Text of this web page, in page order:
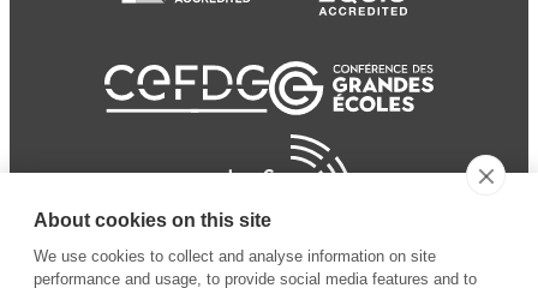
About cookies on this site
We use cookies to collect and analyse information on site
performance and usage, to provide social media features and to